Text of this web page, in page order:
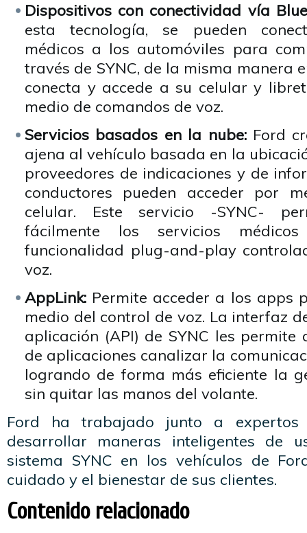
Dispositivos con conectividad vía
esta tecnología, se pueden
médicos a los automóviles para
través de SYNC, de la misma manera
conecta y accede a su celular y
medio de comandos de voz.
Servicios basados en la nube:Ford
ajena al vehículo basada en la
proveedores de indicaciones y de
conductores pueden acceder por
celular. Este servicio -SYNC-
fácilmente los servicios
funcionalidad plug-and-play
voz.
AppLink: Permite acceder a los apps
medio del control de voz. La interfaz
aplicación (API) de SYNC les
de aplicaciones canalizar la
logrando de forma más eficiente la
sin quitar las manos del volante.
Ford ha trabajado junto a
desarrollar maneras inteligentes de
sistema SYNC en los vehículos de
cuidado y el bienestar de sus clientes.
Contenido relacionado